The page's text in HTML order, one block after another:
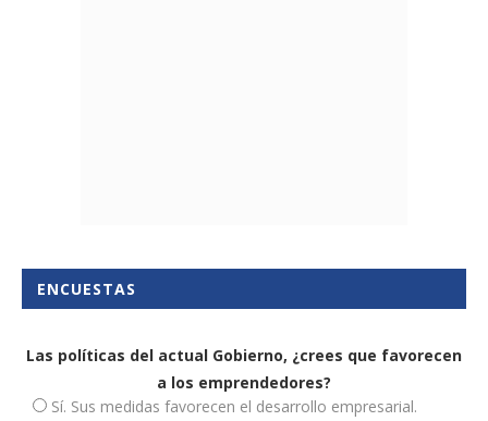
ENCUESTAS
Las políticas del actual Gobierno, ¿crees que favorecen
a los emprendedores?
Sí. Sus medidas favorecen el desarrollo empresarial.